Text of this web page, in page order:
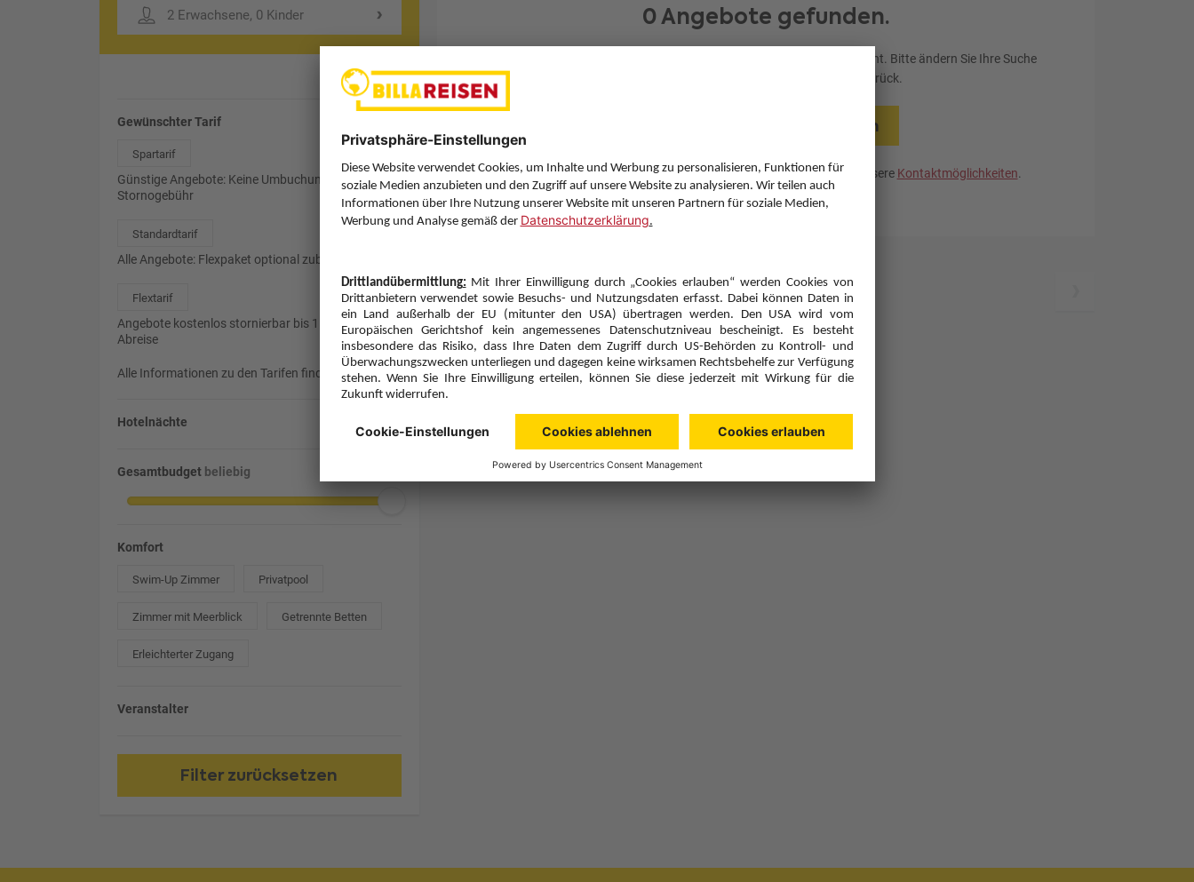
2 Erwachsene, 0 Kinder
Gewünschter Tarif
Spartarif
Günstige Angebote: Keine Umbuchung, 85%
Stornogebühr
Standardtarif
Alle Angebote: Flexpaket optional zubuchbar
Flextarif
Angebote kostenlos stornierbar bis 1 Tag vor
Abreise
Alle Informationen zu den Tarifen finden Siehier
Hotelnächte
Gesamtbudget beliebig
Komfort
Swim-Up Zimmer Privatpool
Zimmer mit Meerblick Getrennte Betten
Erleichterter Zugang
Veranstalter
Filter zurücksetzen
0 Angebote gefunden.
Leider konnten wir kein Angebot finden, das Ihren Wünschen entspricht. Bitte ändern Sie Ihre Suche
oder setzen Sie Ihre letzte Filtereinstellung zurück.
Letzten Filter zurücksetzen
Sie haben eine Frage? Wir helfen Ihnen gerne weiter. Nutzen Sie unsere Kontaktmöglichkeiten.